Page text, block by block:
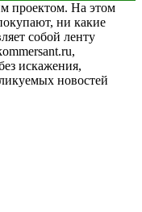
проектом. На этом
ни какие
собой ленту
искажения,
новостей